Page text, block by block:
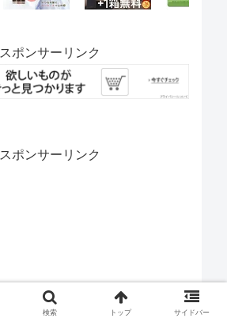
スポンサーリンク
スポンサーリンク
検索 トップ サイドバー